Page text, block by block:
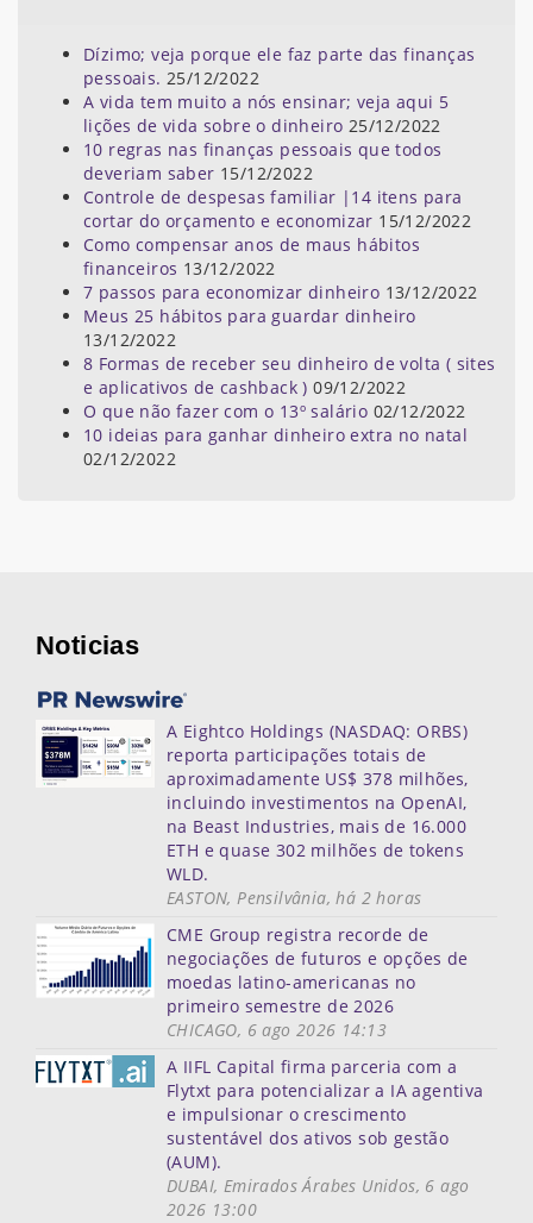
Dízimo; veja porque ele faz parte das finanças
pessoais. 25/12/2022
A vida tem muito a nós ensinar; veja aqui 5
lições de vida sobre o dinheiro 25/12/2022
10 regras nas finanças pessoais que todos
deveriam saber 15/12/2022
Controle de despesas familiar |14 itens para
cortar do orçamento e economizar 15/12/2022
Como compensar anos de maus hábitos
financeiros 13/12/2022
7 passos para economizar dinheiro 13/12/2022
Meus 25 hábitos para guardar dinheiro
13/12/2022
8 Formas de receber seu dinheiro de volta ( sites
e aplicativos de cashback ) 09/12/2022
O que não fazer com o 13º salário 02/12/2022
10 ideias para ganhar dinheiro extra no natal
02/12/2022
Noticias
A Eightco Holdings (NASDAQ: ORBS)
reporta participações totais de
aproximadamente US$ 378 milhões,
incluindo investimentos na OpenAI,
na Beast Industries, mais de 16.000
ETH e quase 302 milhões de tokens
WLD.
EASTON, Pensilvânia, há 2 horas
CME Group registra recorde de
negociações de futuros e opções de
moedas latino-americanas no
primeiro semestre de 2026
CHICAGO, 6 ago 2026 14:13
A IIFL Capital firma parceria com a
Flytxt para potencializar a IA agentiva
e impulsionar o crescimento
sustentável dos ativos sob gestão
(AUM).
DUBAI, Emirados Árabes Unidos, 6 ago
2026 13:00